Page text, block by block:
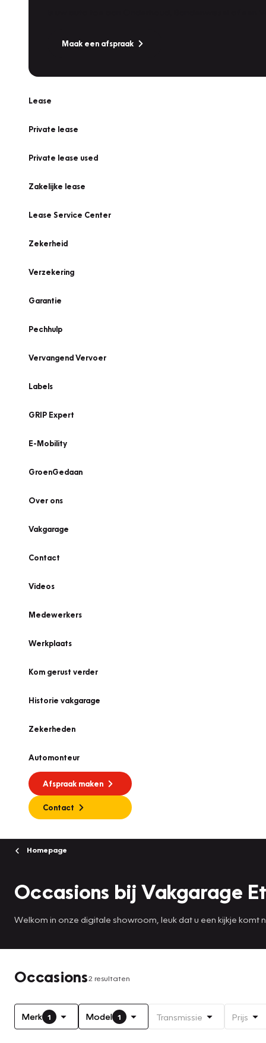
Maak een afspraak
Lease
Private lease
Private lease used
Zakelijke lease
Lease Service Center
Zekerheid
Verzekering
Garantie
Pechhulp
Vervangend Vervoer
Labels
GRIP Expert
E-Mobility
GroenGedaan
Over ons
Vakgarage
Contact
Videos
Medewerkers
Werkplaats
Kom gerust verder
Historie vakgarage
Zekerheden
Automonteur
Afspraak maken
Contact
Homepage
Occasions bij Vakgarage
Welkom in onze digitale showroom, leuk dat u een kijkje komt
Occasions2 resultaten
Merk 1 Model 1 Transmissie Prijs